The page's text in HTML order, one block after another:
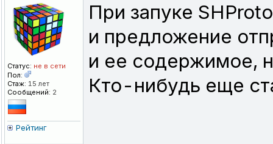
Статус: не в сети
Пол:
Стаж: 15 лет
Сообщений: 2
Рейтинг
При запуке
и предложение
и ее содержимое,
Кто-нибудь еще